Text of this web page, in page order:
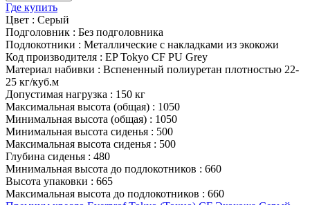
Где купить
Цвет : Серый
Подголовник : Без подголовника
Подлокотники : Металлические с накладками из экокожи
Код производителя : EP Tokyo CF PU Grey
Материал набивки : Вспененный полиуретан плотностью 22-
25 кг/куб.м
Допустимая нагрузка : 150 кг
Максимальная высота (общая) : 1050
Минимальная высота (общая) : 1050
Минимальная высота сиденья : 500
Максимальная высота сиденья : 500
Глубина сиденья : 480
Минимальная высота до подлокотников : 660
Высота упаковки : 665
Максимальная высота до подлокотников : 660